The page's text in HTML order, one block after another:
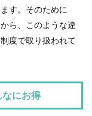
す。そのために
ら、このような違
度で取り扱われて
なにお得